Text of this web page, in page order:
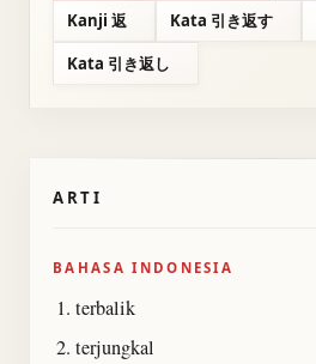
Kanji 返
Kata 引き返す
Kata 引き返し
ARTI
BAHASA INDONESIA
terbalik
terjungkal